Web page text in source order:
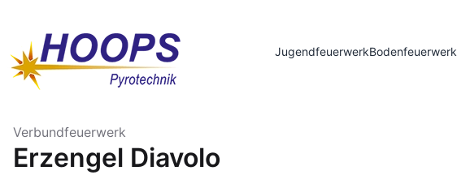
JugendfeuerwerkBodenfeuerwerk
Verbundfeuerwerk
Erzengel Diavolo